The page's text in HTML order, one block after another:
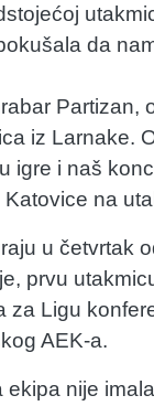
da
Partizan,
iz Larnake.
igre i naš
na
u četvrtak
prvu
za Ligu
AEK-a.
nije